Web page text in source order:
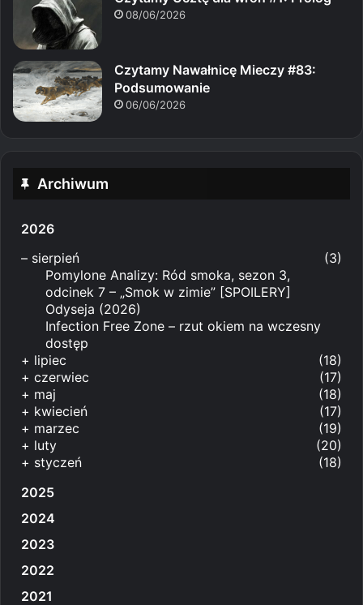
08/06/2026
Czytamy Nawałnicę Mieczy #83:
Podsumowanie
06/06/2026
Archiwum
2026
– sierpień
(3)
Pomylone Analizy: Ród smoka, sezon 3,
odcinek 7 – „Smok w zimie” [SPOILERY]
Odyseja (2026)
Infection Free Zone – rzut okiem na wczesny
dostęp
+ lipiec
(18)
+ czerwiec
(17)
+ maj
(18)
+ kwiecień
(17)
+ marzec
(19)
+ luty
(20)
+ styczeń
(18)
2025
2024
2023
2022
2021